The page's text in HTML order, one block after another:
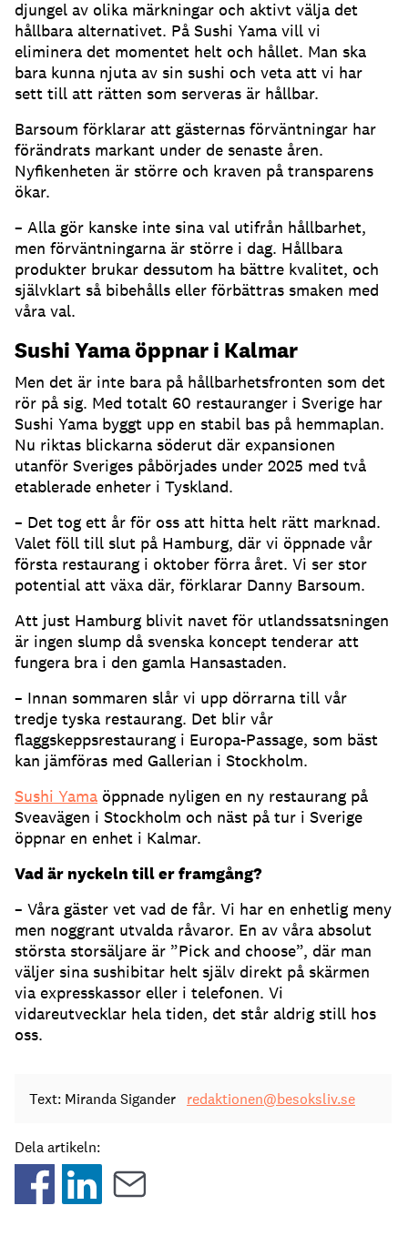
djungel av olika märkningar och aktivt välja det
hållbara alternativet. På Sushi Yama vill vi
eliminera det momentet helt och hållet. Man ska
bara kunna njuta av sin sushi och veta att vi har
sett till att rätten som serveras är hållbar.
Barsoum förklarar att gästernas förväntningar har
förändrats markant under de senaste åren.
Nyfikenheten är större och kraven på transparens
ökar.
– Alla gör kanske inte sina val utifrån hållbarhet,
men förväntningarna är större i dag. Hållbara
produkter brukar dessutom ha bättre kvalitet, och
självklart så bibehålls eller förbättras smaken med
våra val.
Sushi Yama öppnar i Kalmar
Men det är inte bara på hållbarhetsfronten som det
rör på sig. Med totalt 60 restauranger i Sverige har
Sushi Yama byggt upp en stabil bas på hemmaplan.
Nu riktas blickarna söderut där expansionen
utanför Sveriges påbörjades under 2025 med två
etablerade enheter i Tyskland.
– Det tog ett år för oss att hitta helt rätt marknad.
Valet föll till slut på Hamburg, där vi öppnade vår
första restaurang i oktober förra året. Vi ser stor
potential att växa där, förklarar Danny Barsoum.
Att just Hamburg blivit navet för utlandssatsningen
är ingen slump då svenska koncept tenderar att
fungera bra i den gamla Hansastaden.
– Innan sommaren slår vi upp dörrarna till vår
tredje tyska restaurang. Det blir vår
flaggskeppsrestaurang i Europa-Passage, som bäst
kan jämföras med Gallerian i Stockholm.
Sushi Yama öppnade nyligen en ny restaurang på
Sveavägen i Stockholm och näst på tur i Sverige
öppnar en enhet i Kalmar.
Vad är nyckeln till er framgång?
– Våra gäster vet vad de får. Vi har en enhetlig meny
men noggrant utvalda råvaror. En av våra absolut
största storsäljare är ”Pick and choose”, där man
väljer sina sushibitar helt själv direkt på skärmen
via expresskassor eller i telefonen. Vi
vidareutvecklar hela tiden, det står aldrig still hos
oss.
Text: Miranda Sigander redaktionen@besoksliv.se
Dela artikeln: